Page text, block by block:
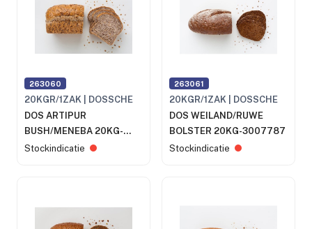
263060
20KGR/1ZAK | DOSSCHE
DOS ARTIPUR
BUSH/MENEBA 20KG-
3007767
Stockindicatie
263061
20KGR/1ZAK | DOSSCHE
DOS WEILAND/RUWE
BOLSTER 20KG-3007787
Stockindicatie